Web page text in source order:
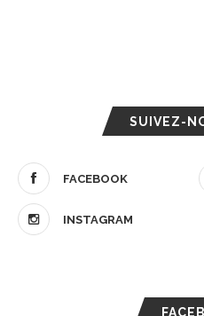
SUIVEZ-
FACEBOOK
INSTAGRAM